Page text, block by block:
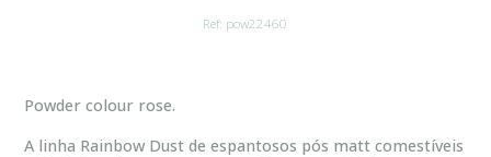
Ref: pow22460
Powder colour rose.
A linha Rainbow Dust de espantosos pós matt comestíveis